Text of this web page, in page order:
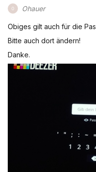
O Ohauer
Obiges gilt auch für die
Bitte auch dort ändern!
Danke.